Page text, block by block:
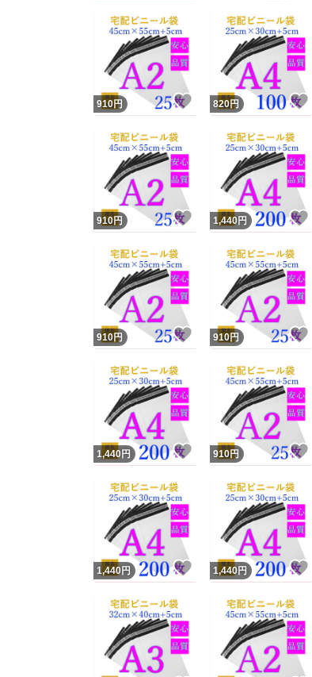
910円 いいね！
820円
910円 いいね！
1,440 円
910円 いいね！
910円
1,440 円 いいね！
910円
1,440 円 いいね！
1,440 円